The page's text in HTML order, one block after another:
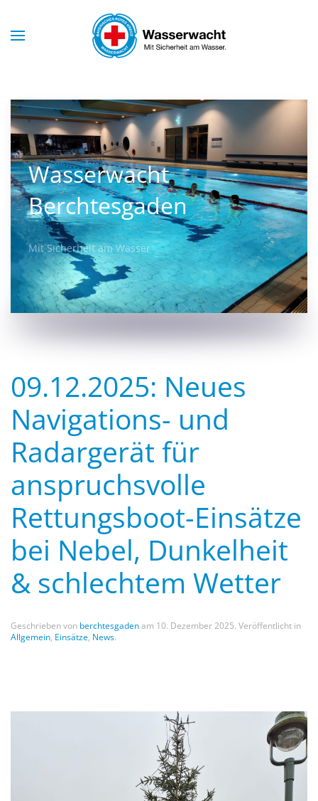
Skip to main content
Wasserwacht
Berchtesgaden
Mit Sicherheit am Wasser
09.12.2025: Neues
Navigations- und
Radargerät für
anspruchsvolle
Rettungsboot-Einsätze
bei Nebel, Dunkelheit
& schlechtem Wetter
Geschrieben von berchtesgadenam 10. Dezember 2025. Veröffentlicht in
Allgemein, Einsätze, News.